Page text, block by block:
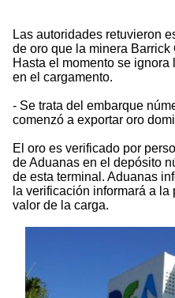
Las autoridades retuvieron
de oro que la minera
Hasta el momento se
en el cargamento.
- Se trata del embarque
comenzó a exportar oro
El oro es verificado por
de Aduanas en el depósito
de esta terminal. Aduanas
la verificación informará a la
valor de la carga.